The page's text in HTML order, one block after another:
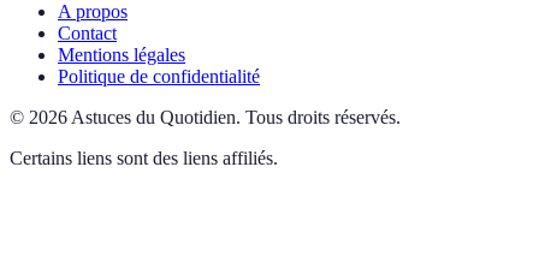
A propos
Contact
Mentions légales
Politique de confidentialité
© 2026 Astuces du Quotidien. Tous droits réservés.
Certains liens sont des liens affiliés.